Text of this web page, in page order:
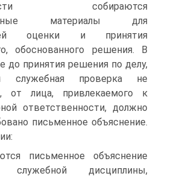
собираются
материалы для
оценки и принятия
обоснованного решения. В
до принятия решения по делу,
служебная проверка не
от лица, привлекаемого к
ответственности, должно
письменное объяснение.
письменное объяснение
служебной дисциплины,